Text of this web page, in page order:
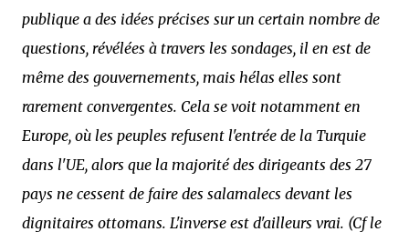
publique a des idées précises sur un certain nombre de
questions, révélées à travers les sondages, il en est de
même des gouvernements, mais hélas elles sont
rarement convergentes. Cela se voit notamment en
Europe, où les peuples refusent l'entrée de la Turquie
dans l'UE, alors que la majorité des dirigeants des 27
pays ne cessent de faire des salamalecs devant les
dignitaires ottomans. L'inverse est d'ailleurs vrai. (Cf le